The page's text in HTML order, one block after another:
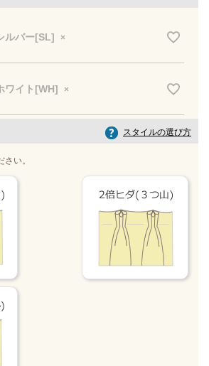
ルバー[SL] ×
ワイト[WH] ×
スタイルの選び方
い。